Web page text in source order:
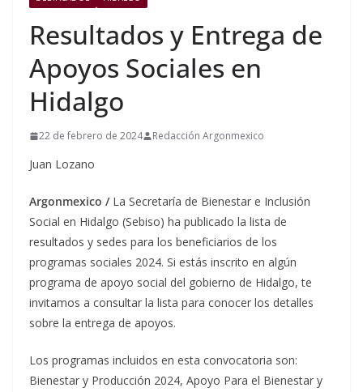
Resultados y Entrega de
Apoyos Sociales en
Hidalgo
22 de febrero de 2024 Redacción Argonmexico
Juan Lozano
Argonmexico / La Secretaría de Bienestar e Inclusión
Social en Hidalgo (Sebiso) ha publicado la lista de
resultados y sedes para los beneficiarios de los
programas sociales 2024. Si estás inscrito en algún
programa de apoyo social del gobierno de Hidalgo, te
invitamos a consultar la lista para conocer los detalles
sobre la entrega de apoyos.
Los programas incluidos en esta convocatoria son:
Bienestar y Producción 2024, Apoyo Para el Bienestar y